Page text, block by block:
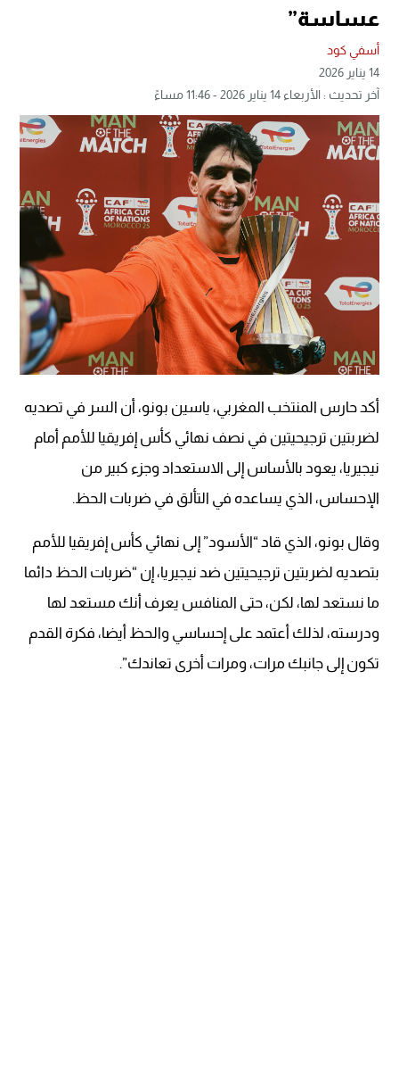
عساسة”
أسفي كود
14 يناير 2026
آخر تحديث : الأربعاء 14 يناير 2026 - 11:46 مساءً
أكد حارس المنتخب المغربي، ياسين بونو، أن السر في تصديه
لضربتين ترجيحيتين في نصف نهائي كأس إفريقيا للأمم أمام
نيجيريا، يعود بالأساس إلى الاستعداد وجزء كبير من
الإحساس، الذي يساعده في التألق في ضربات الحظ.
وقال بونو، الذي قاد “الأسود” إلى نهائي كأس إفريقيا للأمم
بتصديه لضربتين ترجيحيتين ضد نيجيريا، إن “ضربات الحظ دائما
ما نستعد لها، لكن، حتى المنافس يعرف أنك مستعد لها
ودرسته، لذلك أعتمد على إحساسي والحظ أيضا، فكرة القدم
تكون إلى جانبك مرات، ومرات أخرى تعاندك”.